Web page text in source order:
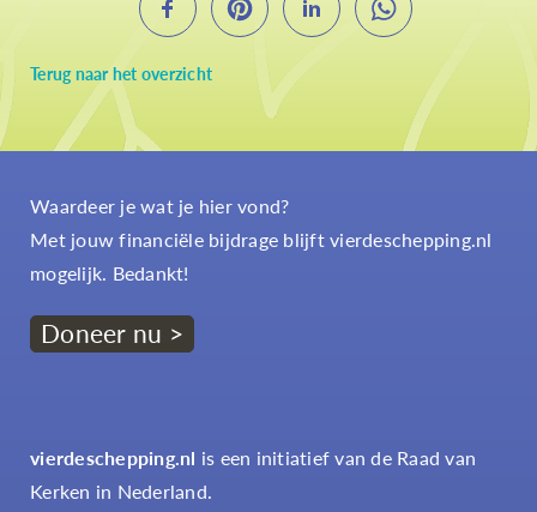
Terug naar het overzicht
Waardeer je wat je hier vond?
Met jouw financiële bijdrage blijft vierdeschepping.nl
mogelijk. Bedankt!
Doneer nu >
vierdeschepping.nl is een initiatief van de Raad van
Kerken in Nederland.